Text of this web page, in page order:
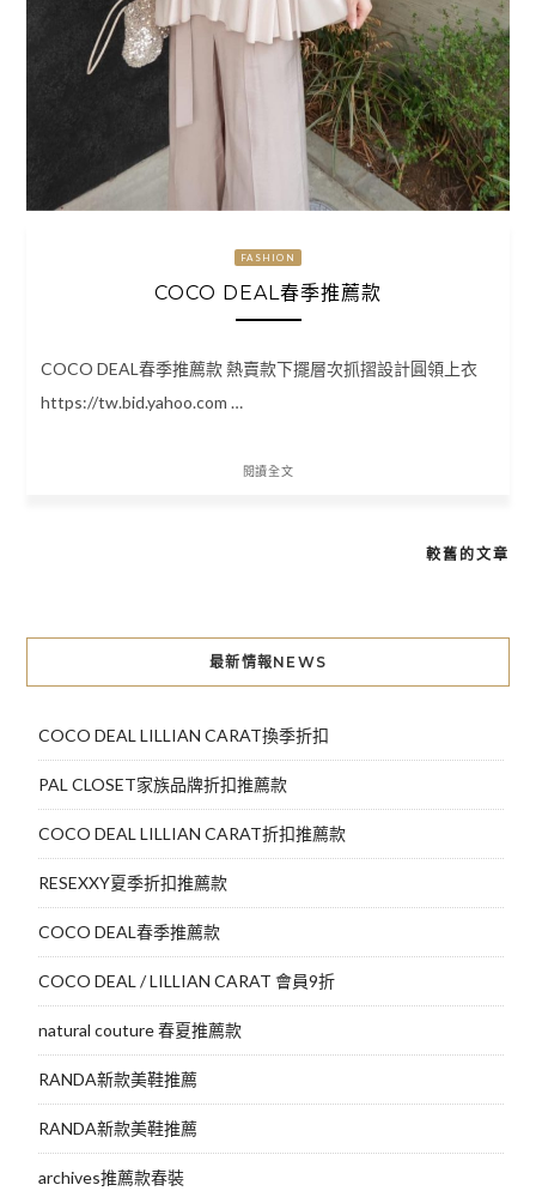
FASHION
COCO DEAL春季推薦款
COCO DEAL春季推薦款 熱賣款下擺層次抓摺設計圓領上衣
https://tw.bid.yahoo.com …
閱讀全文
導
覽
較舊的文章
最新情報NEWS
COCO DEAL LILLIAN CARAT換季折扣
PAL CLOSET家族品牌折扣推薦款
COCO DEAL LILLIAN CARAT折扣推薦款
RESEXXY夏季折扣推薦款
COCO DEAL春季推薦款
COCO DEAL / LILLIAN CARAT 會員9折
natural couture 春夏推薦款
RANDA新款美鞋推薦
RANDA新款美鞋推薦
archives推薦款春裝